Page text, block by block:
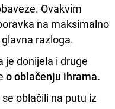
Ovakvim
na maksimalno
razloga.
donijela i druge
o oblačenju ihrama.
oblačili na putu iz